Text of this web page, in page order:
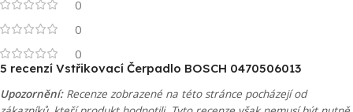
0
0
0
5 recenzí Vstřikovací Čerpadlo BOSCH 0470506013
Upozornění:Recenze zobrazené na této stránce pocházejí od